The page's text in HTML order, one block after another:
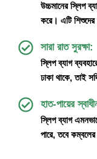
উচ্চমানের স্লিপ
করে। এটি
সারা রাত সুরক্ষা:
স্লিপ ব্যাগ
ঢাকা থাকে, তাই
হাত-পায়ের
স্লিপ ব্যাগ
পারে, তবে